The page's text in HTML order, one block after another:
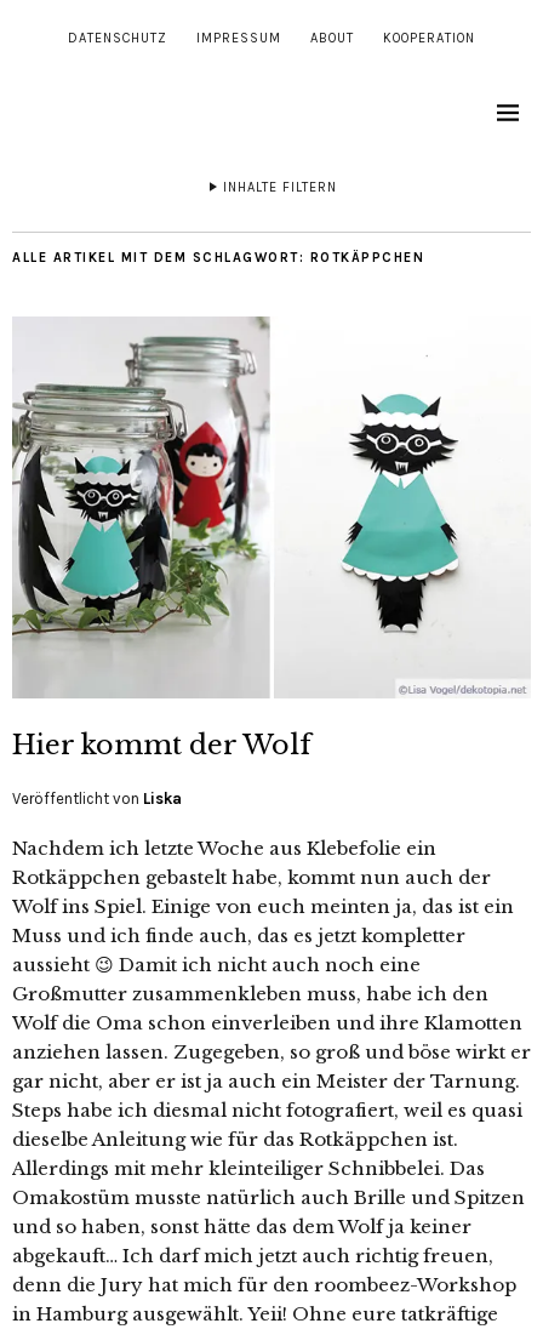
DATENSCHUTZ IMPRESSUM ABOUT KOOPERATION
INHALTE FILTERN
ALLE ARTIKEL MIT DEM SCHLAGWORT: ROTKÄPPCHEN
Hier kommt der Wolf
Veröffentlicht von Liska
Nachdem ich letzte Woche aus Klebefolie ein
Rotkäppchen gebastelt habe, kommt nun auch der
Wolf ins Spiel. Einige von euch meinten ja, das ist ein
Muss und ich finde auch, das es jetzt kompletter
aussieht 😉 Damit ich nicht auch noch eine
Großmutter zusammenkleben muss, habe ich den
Wolf die Oma schon einverleiben und ihre Klamotten
anziehen lassen. Zugegeben, so groß und böse wirkt er
gar nicht, aber er ist ja auch ein Meister der Tarnung.
Steps habe ich diesmal nicht fotografiert, weil es quasi
dieselbe Anleitung wie für das Rotkäppchen ist.
Allerdings mit mehr kleinteiliger Schnibbelei. Das
Omakostüm musste natürlich auch Brille und Spitzen
und so haben, sonst hätte das dem Wolf ja keiner
abgekauft… Ich darf mich jetzt auch richtig freuen,
denn die Jury hat mich für den roombeez-Workshop
in Hamburg ausgewählt. Yeii! Ohne eure tatkräftige